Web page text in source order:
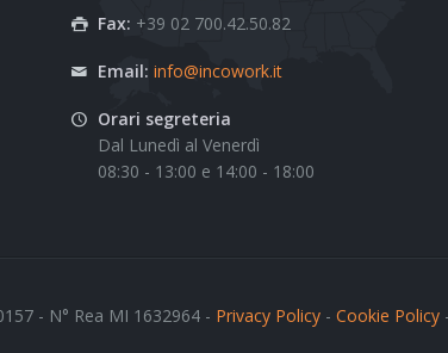
Fax: +39 02 700.42.50.82
Email: info@incowork.it
Orari segreteria
Dal Lunedì al Venerdì
08:30 - 13:00 e 14:00 - 18:00
- N° Rea MI 1632964 - Privacy Policy - Cookie Policy -